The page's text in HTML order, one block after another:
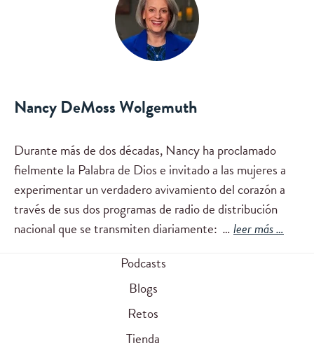
Nancy DeMoss Wolgemuth
Durante más de dos décadas, Nancy ha proclamado
fielmente la Palabra de Dios e invitado a las mujeres a
experimentar un verdadero avivamiento del corazón a
través de sus dos programas de radio de distribución
nacional que se transmiten diariamente: …leer más …
Podcasts
Blogs
Retos
Tienda